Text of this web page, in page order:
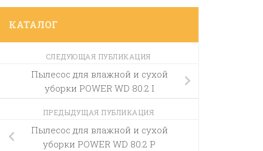
КАТАЛОГ
СЛЕДУЮЩАЯ ПУБЛИКАЦИЯ
Пылесос для влажной и сухой
уборки POWER WD 80.2 I
ПРЕДЫДУЩАЯ ПУБЛИКАЦИЯ
Пылесос для влажной и сухой
уборки POWER WD 80.2 P